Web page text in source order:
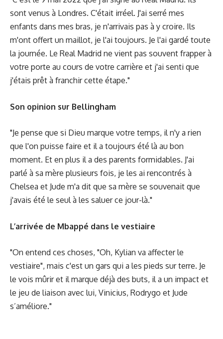
sont venus à Londres. C'était irréel. J'ai serré mes
enfants dans mes bras, je n'arrivais pas à y croire. Ils
m'ont offert un maillot, je l'ai toujours. Je l'ai gardé toute
la journée. Le Real Madrid ne vient pas souvent frapper à
votre porte au cours de votre carrière et j'ai senti que
j'étais prêt à franchir cette étape."
Son opinion sur Bellingham
"Je pense que si Dieu marque votre temps, il n'y a rien
que l'on puisse faire et il a toujours été là au bon
moment. Et en plus il a des parents formidables. J'ai
parlé à sa mère plusieurs fois, je les ai rencontrés à
Chelsea et Jude m'a dit que sa mère se souvenait que
j'avais été le seul à les saluer ce jour-là."
L’arrivée de Mbappé dans le vestiaire
"On entend ces choses, "Oh, Kylian va affecter le
vestiaire", mais c'est un gars qui a les pieds sur terre. Je
le vois mûrir et il marque déjà des buts, il a un impact et
le jeu de liaison avec lui, Vinicius, Rodrygo et Jude
s’améliore."